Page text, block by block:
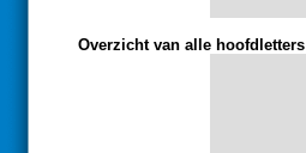
Overzicht van alle hoofdletters